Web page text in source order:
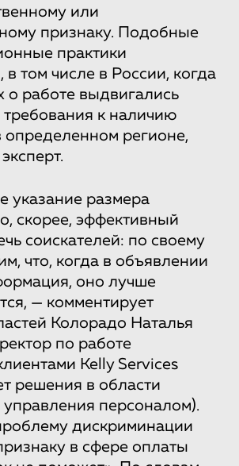
или
признаку. Подобные
практики
в том числе в России, когда
о работе выдвигались
к наличию
определенном регионе,
указание размера
скорее, эффективный
соискателей: по своему
что, когда в объявлении
оно лучше
— комментирует
Колорадо Наталья
по работе
Kelly Services
решения в области
управления персоналом).
дискриминации
в сфере оплаты